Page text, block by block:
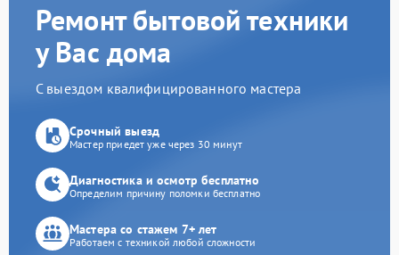
Ремонт бытовой техники
у Вас дома
С выездом квалифицированного мастера
Срочный выезд
Мастер приедет уже через 30 минут
Диагностика и осмотр бесплатно
Определим причину поломки бесплатно
Мастера со стажем 7+ лет
Работаем с техникой любой сложности